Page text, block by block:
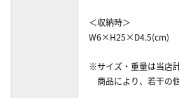
＜収納時＞
W6×H25×D4.5(cm)
※サイズ・重量は当店
商品により、若干の